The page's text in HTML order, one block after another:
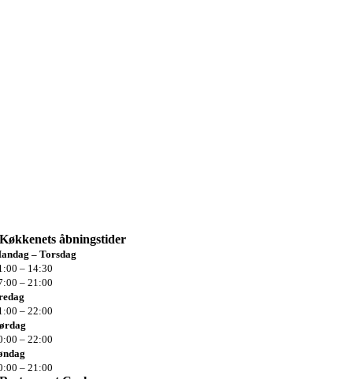
Køkkenets åbningstider
– Torsdag
– 14:30
– 21:00
–22:00
–22:00
–21:00